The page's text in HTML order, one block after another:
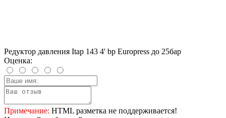
Редуктор давления Itap 143 4' bp Europress до 25бар
Оценка:
Примечание: HTML разметка не поддерживается!